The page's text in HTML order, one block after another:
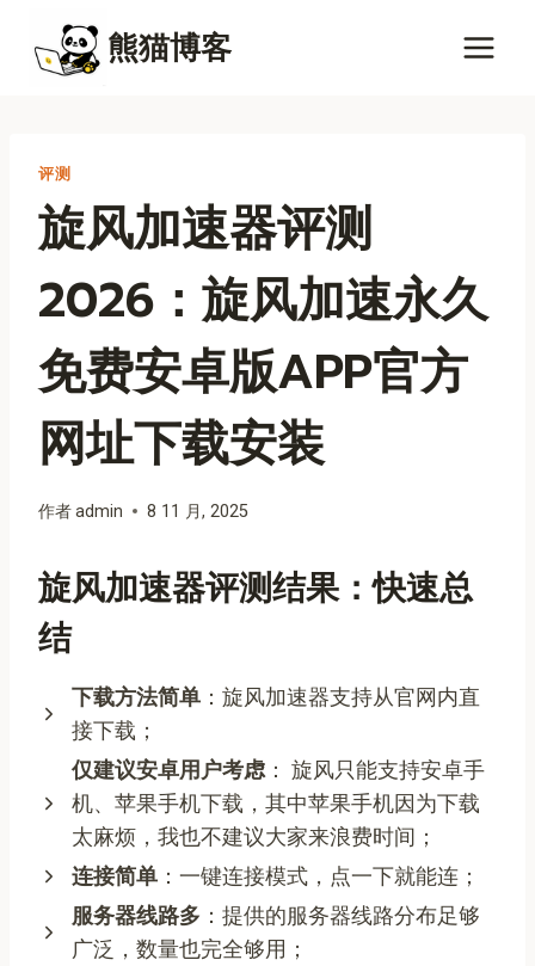
熊猫博客
评测
旋风加速器评测
2026：旋风加速永久
免费安卓版APP官方
网址下载安装
作者admin 8 11 月, 2025
旋风加速器评测结果：快速总
结
下载方法简单 ：旋风加速器支持从官网内直
接下载；
仅建议安卓用户考虑 ： 旋风只能支持安卓手
机、苹果手机下载，其中苹果手机因为下载
太麻烦，我也不建议大家来浪费时间；
连接简单 ：一键连接模式，点一下就能连；
服务器线路多 ：提供的服务器线路分布足够
广泛，数量也完全够用；